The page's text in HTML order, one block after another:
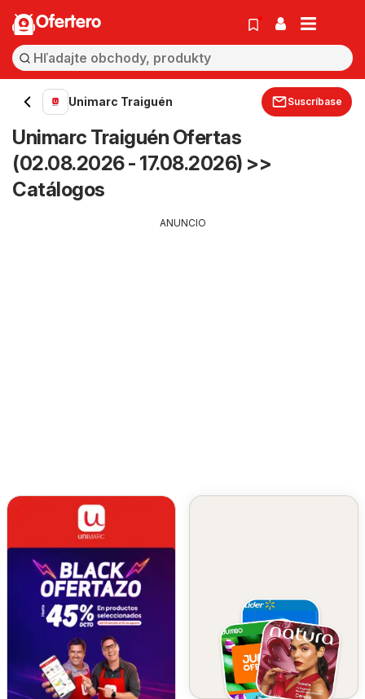
Ofertero
Unimarc Traiguén Suscríbase
Unimarc Traiguén Ofertas
(02.08.2026 - 17.08.2026) >>
Catálogos
ANUNCIO